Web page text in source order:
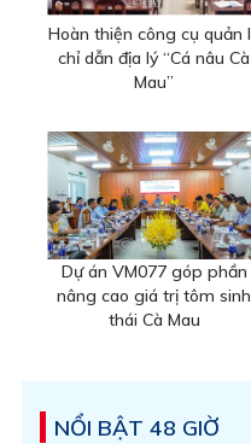
Hoàn thiện công cụ quản
chỉ dẫn địa lý “Cá nâu Cà
Mau”
Dự án VM077 góp phần
nâng cao giá trị tôm sinh
thái Cà Mau
NỔI BẬT 48 GIỜ